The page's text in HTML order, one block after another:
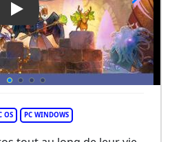
Play Video: Wildermyth
OS PC WINDOWS